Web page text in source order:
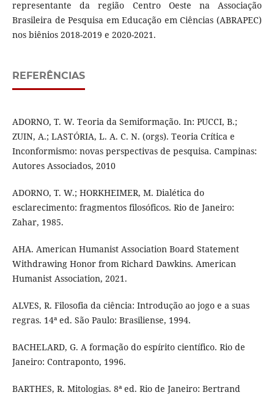
representante da região Centro Oeste na Associação
Brasileira de Pesquisa em Educação em Ciências (ABRAPEC)
nos biênios 2018-2019 e 2020-2021.
REFERÊNCIAS
ADORNO, T. W. Teoria da Semiformação. In: PUCCI, B.;
ZUIN, A.; LASTÓRIA, L. A. C. N. (orgs). Teoria Crítica e
Inconformismo: novas perspectivas de pesquisa. Campinas:
Autores Associados, 2010
ADORNO, T. W.; HORKHEIMER, M. Dialética do
esclarecimento: fragmentos filosóficos. Rio de Janeiro:
Zahar, 1985.
AHA. American Humanist Association Board Statement
Withdrawing Honor from Richard Dawkins. American
Humanist Association, 2021.
ALVES, R. Filosofia da ciência: Introdução ao jogo e a suas
regras. 14ª ed. São Paulo: Brasiliense, 1994.
BACHELARD, G. A formação do espírito científico. Rio de
Janeiro: Contraponto, 1996.
BARTHES, R. Mitologias. 8ª ed. Rio de Janeiro: Bertrand